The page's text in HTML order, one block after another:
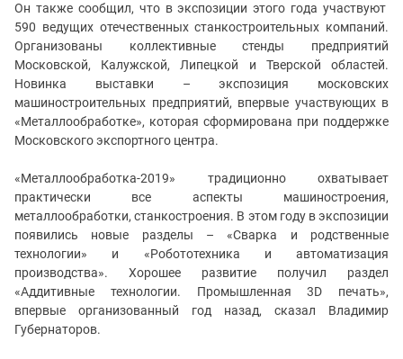
Он также сообщил, что в экспозиции этого года участвуют
590 ведущих отечественных станкостроительных компаний.
Организованы коллективные стенды предприятий
Московской, Калужской, Липецкой и Тверской областей.
Новинка выставки – экспозиция московских
машиностроительных предприятий, впервые участвующих в
«Металлообработке», которая сформирована при поддержке
Московского экспортного центра.
«Металлообработка-2019» традиционно охватывает
практически все аспекты машиностроения,
металлообработки, станкостроения. В этом году в экспозиции
появились новые разделы
– «Сварка и родственные
технологии» и «Робототехника и автоматизация
производства». Хорошее развитие получил раздел
«Аддитивные технологии. Промышленная 3D печать»,
впервые организованный год назад, сказал Владимир
Губернаторов.